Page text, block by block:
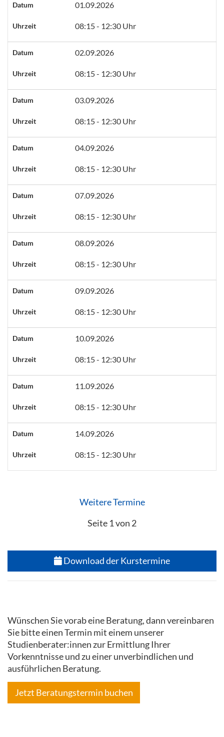
Datum 01.09.2026
Uhrzeit 08:15 - 12:30 Uhr
Datum 02.09.2026
Uhrzeit 08:15 - 12:30 Uhr
Datum 03.09.2026
Uhrzeit 08:15 - 12:30 Uhr
Datum 04.09.2026
Uhrzeit 08:15 - 12:30 Uhr
Datum 07.09.2026
Uhrzeit 08:15 - 12:30 Uhr
Datum 08.09.2026
Uhrzeit 08:15 - 12:30 Uhr
Datum 09.09.2026
Uhrzeit 08:15 - 12:30 Uhr
Datum 10.09.2026
Uhrzeit 08:15 - 12:30 Uhr
Datum 11.09.2026
Uhrzeit 08:15 - 12:30 Uhr
Datum 14.09.2026
Uhrzeit 08:15 - 12:30 Uhr
Weitere Termine
Seite 1 von 2
Download der Kurstermine
Wünschen Sie vorab eine Beratung, dann vereinbaren
Sie bitte einen Termin mit einem unserer
Studienberater:innen zur Ermittlung Ihrer
Vorkenntnisse und zu einer unverbindlichen und
ausführlichen Beratung.
Jetzt Beratungstermin buchen